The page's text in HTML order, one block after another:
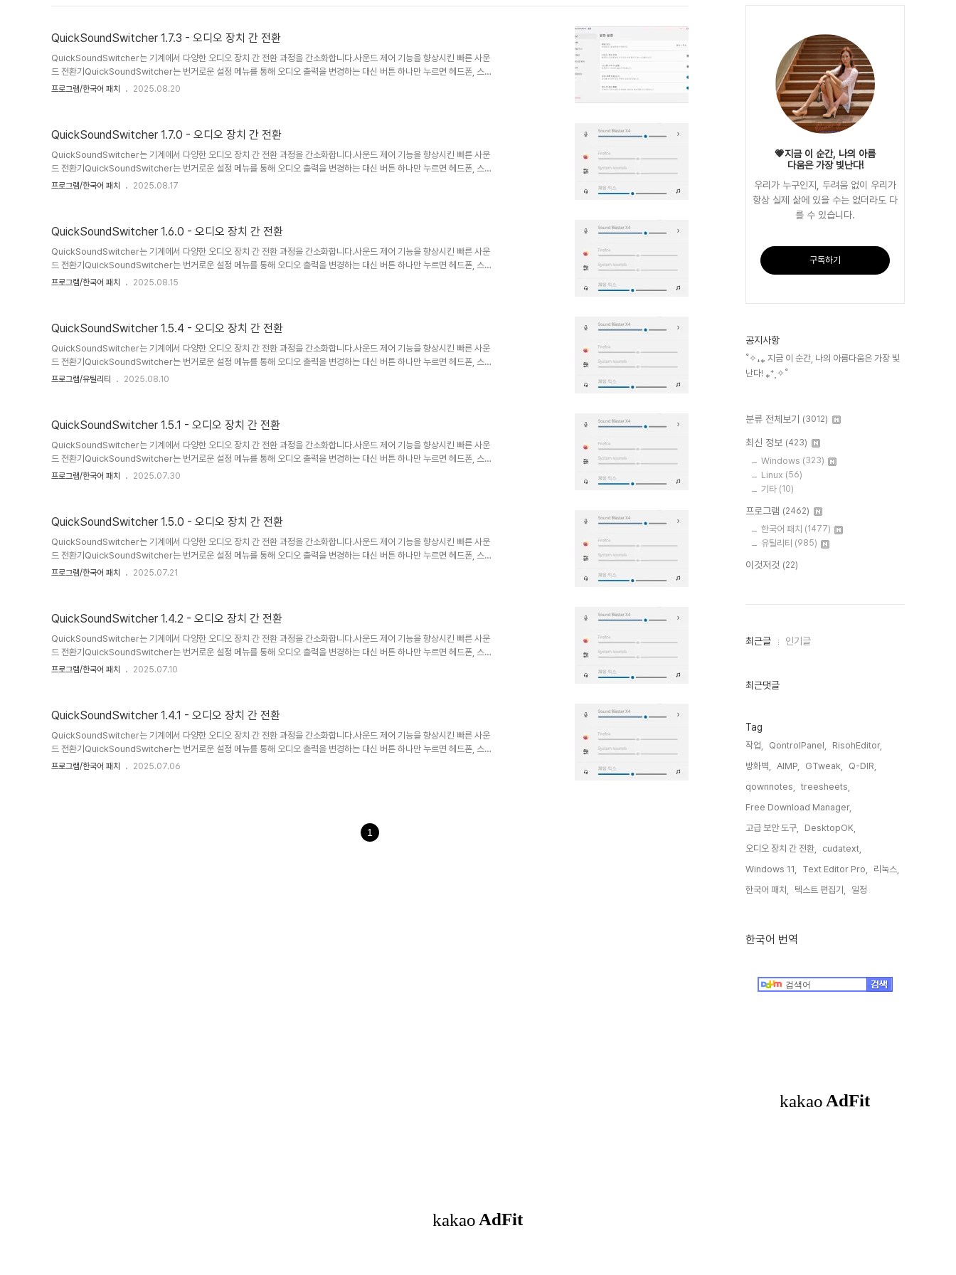
QuickSoundSwitcher 1.7.3 - 오디오 장치 간 전환
QuickSoundSwitcher는 기계에서 다양한 오디오 장치 간 전환 과정을 간소화합니다.사운드 제어 기능을 향상시킨 빠른 사운
드 전환기QuickSoundSwitcher는 번거로운 설정 메뉴를 통해 오디오 출력을 변경하는 대신 버튼 하나만 누르면 헤드폰, 스피
커, 외부 사운드 시스템과 같은 장치 간에 원활하게 전환할 수 있습니다. 이 사용자 친화적인 애플리케이션은 오디오 설정에 빠르
프로그램/한국어 패치 2025.08.20
QuickSoundSwitcher 1.7.0 - 오디오 장치 간 전환
QuickSoundSwitcher는 기계에서 다양한 오디오 장치 간 전환 과정을 간소화합니다.사운드 제어 기능을 향상시킨 빠른 사운
드 전환기QuickSoundSwitcher는 번거로운 설정 메뉴를 통해 오디오 출력을 변경하는 대신 버튼 하나만 누르면 헤드폰, 스피
커, 외부 사운드 시스템과 같은 장치 간에 원활하게 전환할 수 있습니다. 이 사용자 친화적인 애플리케이션은 오디오 설정에 빠르
프로그램/한국어 패치 2025.08.17
QuickSoundSwitcher 1.6.0 - 오디오 장치 간 전환
QuickSoundSwitcher는 기계에서 다양한 오디오 장치 간 전환 과정을 간소화합니다.사운드 제어 기능을 향상시킨 빠른 사운
드 전환기QuickSoundSwitcher는 번거로운 설정 메뉴를 통해 오디오 출력을 변경하는 대신 버튼 하나만 누르면 헤드폰, 스피
커, 외부 사운드 시스템과 같은 장치 간에 원활하게 전환할 수 있습니다. 이 사용자 친화적인 애플리케이션은 오디오 설정에 빠르
프로그램/한국어 패치 2025.08.15
QuickSoundSwitcher 1.5.4 - 오디오 장치 간 전환
QuickSoundSwitcher는 기계에서 다양한 오디오 장치 간 전환 과정을 간소화합니다.사운드 제어 기능을 향상시킨 빠른 사운
드 전환기QuickSoundSwitcher는 번거로운 설정 메뉴를 통해 오디오 출력을 변경하는 대신 버튼 하나만 누르면 헤드폰, 스피
커, 외부 사운드 시스템과 같은 장치 간에 원활하게 전환할 수 있습니다. 이 사용자 친화적인 애플리케이션은 오디오 설정에 빠르
프로그램/유틸리티 2025.08.10
QuickSoundSwitcher 1.5.1 - 오디오 장치 간 전환
QuickSoundSwitcher는 기계에서 다양한 오디오 장치 간 전환 과정을 간소화합니다.사운드 제어 기능을 향상시킨 빠른 사운
드 전환기QuickSoundSwitcher는 번거로운 설정 메뉴를 통해 오디오 출력을 변경하는 대신 버튼 하나만 누르면 헤드폰, 스피
커, 외부 사운드 시스템과 같은 장치 간에 원활하게 전환할 수 있습니다. 이 사용자 친화적인 애플리케이션은 오디오 설정에 빠르
프로그램/한국어 패치 2025.07.30
QuickSoundSwitcher 1.5.0 - 오디오 장치 간 전환
QuickSoundSwitcher는 기계에서 다양한 오디오 장치 간 전환 과정을 간소화합니다.사운드 제어 기능을 향상시킨 빠른 사운
드 전환기QuickSoundSwitcher는 번거로운 설정 메뉴를 통해 오디오 출력을 변경하는 대신 버튼 하나만 누르면 헤드폰, 스피
커, 외부 사운드 시스템과 같은 장치 간에 원활하게 전환할 수 있습니다. 이 사용자 친화적인 애플리케이션은 오디오 설정에 빠르
프로그램/한국어 패치 2025.07.21
QuickSoundSwitcher 1.4.2 - 오디오 장치 간 전환
QuickSoundSwitcher는 기계에서 다양한 오디오 장치 간 전환 과정을 간소화합니다.사운드 제어 기능을 향상시킨 빠른 사운
드 전환기QuickSoundSwitcher는 번거로운 설정 메뉴를 통해 오디오 출력을 변경하는 대신 버튼 하나만 누르면 헤드폰, 스피
커, 외부 사운드 시스템과 같은 장치 간에 원활하게 전환할 수 있습니다. 이 사용자 친화적인 애플리케이션은 오디오 설정에 빠르
프로그램/한국어 패치 2025.07.10
QuickSoundSwitcher 1.4.1 - 오디오 장치 간 전환
QuickSoundSwitcher는 기계에서 다양한 오디오 장치 간 전환 과정을 간소화합니다.사운드 제어 기능을 향상시킨 빠른 사운
드 전환기QuickSoundSwitcher는 번거로운 설정 메뉴를 통해 오디오 출력을 변경하는 대신 버튼 하나만 누르면 헤드폰, 스피
커, 외부 사운드 시스템과 같은 장치 간에 원활하게 전환할 수 있습니다. 이 사용자 친화적인 애플리케이션은 오디오 설정에 빠르
프로그램/한국어 패치 2025.07.06
1
💗지금 이 순간, 나의 아름
다움은 가장 빛난다!
우리가 누구인지, 두려움 없이 우리가
항상 실제 삶에 있을 수는 없더라도 다
를 수 있습니다.
구독하기
공지사항
˚✧₊⁎ 지금 이 순간, 나의 아름다움은 가장 빛
난다! ⁎⁺˳✧˚
분류 전체보기 (3012)
최신 정보 (423)
Windows (323)
Linux (56)
기타 (10)
프로그램 (2462)
한국어 패치 (1477)
유틸리티 (985)
이것저것 (22)
최
인
최근글 인기글
최근댓글
Tag
작업, QontrolPanel,
RisohEditor,
방화벽,
AIMP, GTweak,
Q-DIR,
qownnotes,
treesheets,
Free Download Manager,
고급 보안 도구,
DesktopOK,
오디오 장치 간 전환,
cudatext,
Windows 11,
Text Editor Pro,
리눅스,
한국어 패치,
텍스트 편집기, 일정,
한국어 번역